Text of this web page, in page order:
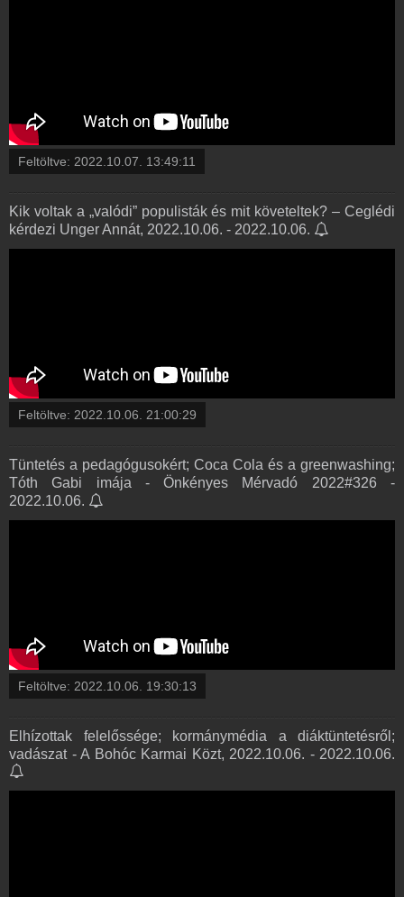
Feltöltve: 2022.10.07. 13:49:11
Kik voltak a „valódi” populisták és mit követeltek? – Ceglédi
kérdezi Unger Annát, 2022.10.06. - 2022.10.06.
Feltöltve: 2022.10.06. 21:00:29
Tüntetés a pedagógusokért; Coca Cola és a greenwashing;
Tóth Gabi imája - Önkényes Mérvadó 2022#326 -
2022.10.06.
Feltöltve: 2022.10.06. 19:30:13
Elhízottak felelőssége; kormánymédia a diáktüntetésről;
vadászat - A Bohóc Karmai Közt, 2022.10.06. - 2022.10.06.